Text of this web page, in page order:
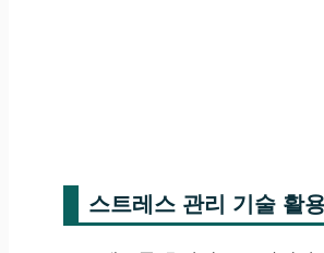
스트레스 관리 기술 활